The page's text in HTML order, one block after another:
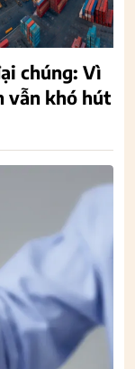
chúng: Vì
vẫn khó hút